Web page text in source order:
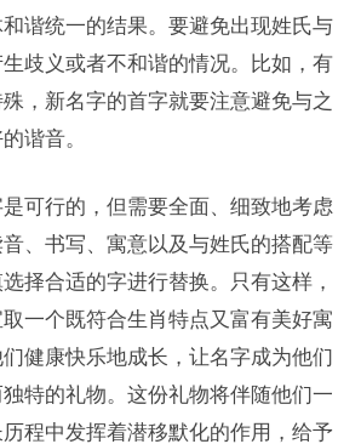
谐统一的结果。要避免出现姓氏与
歧义或者不和谐的情况。比如，有
，新名字的首字就要注意避免与之
谐音。
可行的，但需要全面、细致地考虑
、书写、寓意以及与姓氏的搭配等
择合适的字进行替换。只有这样，
一个既符合生肖特点又富有美好寓
健康快乐地成长，让名字成为他们
特的礼物。这份礼物将伴随他们一
程中发挥着潜移默化的作用，给予